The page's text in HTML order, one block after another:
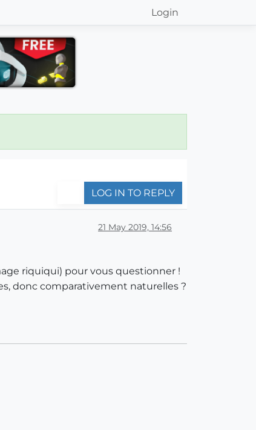
Login
LOG IN TO REPLY
21 May 2019, 14:56
riquiqui) pour vous questionner !
donc comparativement naturelles ?